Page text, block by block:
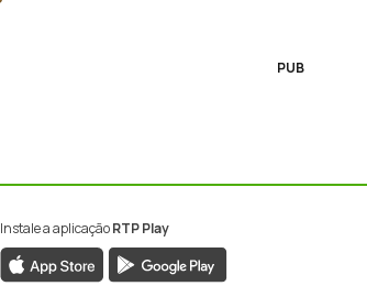
PUB
Instale a aplicaçãoRTP Play